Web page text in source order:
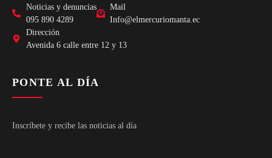
Noticias y denuncias
095 890 4289
Mail
Info@elmercuriomanta.ec
Dirección
Avenida 6 calle entre 12 y 13
PONTE AL DÍA
Inscríbete y recibe las noticias al día